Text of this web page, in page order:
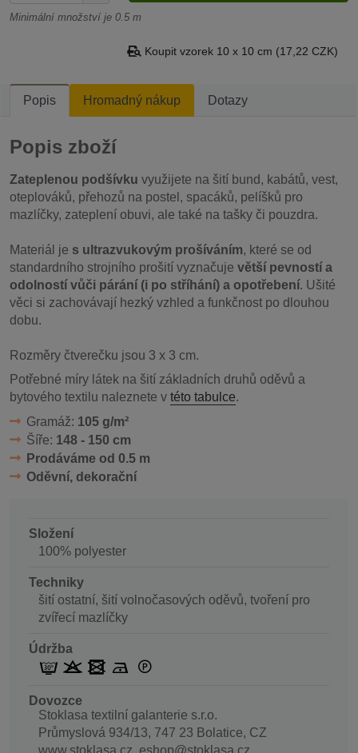
Minimální množství je 0.5 m
Koupit vzorek 10 x 10 cm (17,22 CZK)
Popis Hromadný nákup Dotazy
Popis zboží
Zateplenou podšívku využijete na šití bund, kabátů, vest,
oteplováků, přehozů na postel, spacáků, pelíšků pro
mazlíčky, zateplení obuvi, ale také na tašky či pouzdra.
Materiál je s ultrazvukovým prošíváním, které se od
standardního strojního prošití vyznačuje větší pevností a
odolností vůči párání (i po stříhání) a opotřebení. Ušité
věci si zachovávají hezký vzhled a funkčnost po dlouhou
dobu.
Rozměry čtverečku jsou 3 x 3 cm.
Potřebné míry látek na šití základních druhů oděvů a
bytového textilu naleznete v této tabulce.
Gramáž: 105 g/m²
Šíře: 148 - 150 cm
Prodáváme od 0.5 m
Oděvní, dekorační
Složení
100% polyester
Techniky
šití ostatní, šití volnočasových oděvů, tvoření pro
zvířecí mazlíčky
Údržba
Dovozce
Stoklasa textilní galanterie s.r.o.
Průmyslová 934/13, 747 23 Bolatice, CZ
www.stoklasa.cz, eshop@stoklasa.cz